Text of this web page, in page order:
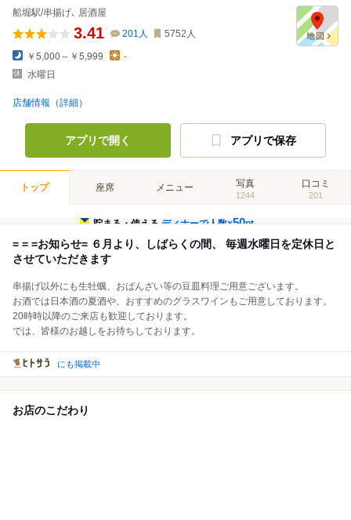
船堀駅/串揚げ､ 居酒屋
3.41 201 人 5752 人
￥5,000～￥5,999
-
水曜日
店舗情報（詳細）
アプリで開く アプリで保存
トップ 座席 メニュー 写真
1244
口コミ
201
貯まる・使えるディナーで人数×50pt
= = =お知らせ= ６月より、しばらくの間、 毎週水曜日を定休日と
させていただきます
串揚げ以外にも生牡蠣、おばんざい等の豆皿料理ご用意ございます。
お酒では日本酒の夏酒や、おすすめのグラスワインもご用意しております。
20時時以降のご来店も歓迎しております。
では、皆様のお越しをお待ちしております。
にも掲載中
お店のこだわり